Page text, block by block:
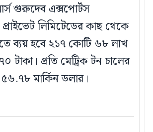
গুরুদেব এক্সপোর্টস
লিমিটেডের কাছ থেকে
ব্যয় হবে ২১৭ কোটি ৬৮ লাখ
টাকা। প্রতি মেট্রিক টন চালের
মার্কিন ডলার।